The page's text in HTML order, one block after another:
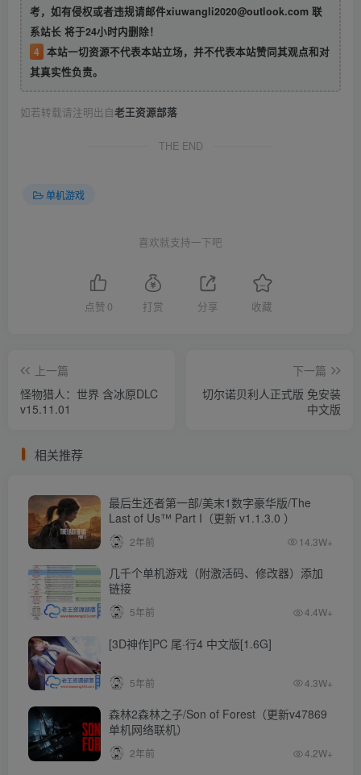
考，如有侵权或者违规请邮件xiuwangli2020@outlook.com 联
系站长 将于24小时内删除！
4 本站一切资源不代表本站立场，并不代表本站赞同其观点和对
其真实性负责。
如若转载请注明出自老王资源部落
THE END
单机游戏
喜欢就支持一下吧
点赞 0 打赏 分享 收藏
上一篇
怪物猎人：世界 含冰原DLC
v15.11.01
下一篇
切尔诺贝利人正式版 免安装
中文版
相关推荐
最后生还者第一部/美末1数字豪华版/The
Last of Us™ Part I（更新 v1.1.3.0 ）
2年前 14.3W+
几千个单机游戏（附激活码、修改器）添加
链接
5年前 4.4W+
[3D神作]PC 尾·行4 中文版[1.6G]
5年前 4.3W+
森林2森林之子/Son of Forest（更新v47869
单机网络联机）
2年前 4.2W+